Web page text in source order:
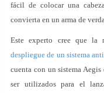
fácil de colocar una
convierta en un arma de
Este experto cree que la
despliegue de un sistema
cuenta con un sistema
ser utilizados para el